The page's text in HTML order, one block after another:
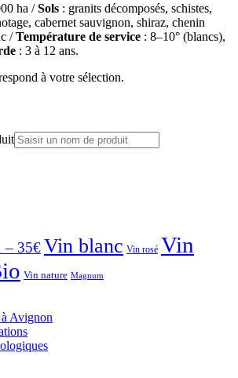
ha /Sols : granits décomposés, schistes,
cabernet sauvignon, shiraz, chenin
/Température de service : 8–10° (blancs),
: 3 à 12 ans.
à votre sélection.
– 35€Vin blanc Vin rosé Vin
Vin nature Magnum
Avignon